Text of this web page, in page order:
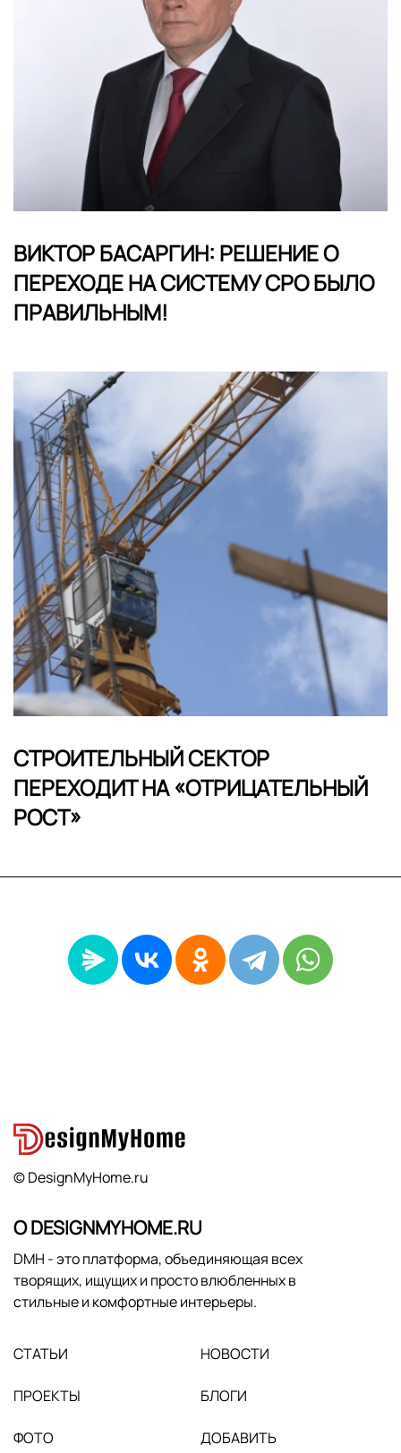
ВИКТОР БАСАРГИН: РЕШЕНИЕ О
ПЕРЕХОДЕ НА СИСТЕМУ СРО БЫЛО
ПРАВИЛЬНЫМ!
СТРОИТЕЛЬНЫЙ СЕКТОР
ПЕРЕХОДИТ НА «ОТРИЦАТЕЛЬНЫЙ
РОСТ»
© DesignMyHome.ru
О DESIGNMYHOME.RU
DMH - это платформа, объединяющая всех
творящих, ищущих и просто влюбленных в
стильные и комфортные интерьеры.
СТАТЬИ НОВОСТИ
ПРОЕКТЫ БЛОГИ
ФОТО ДОБАВИТЬ